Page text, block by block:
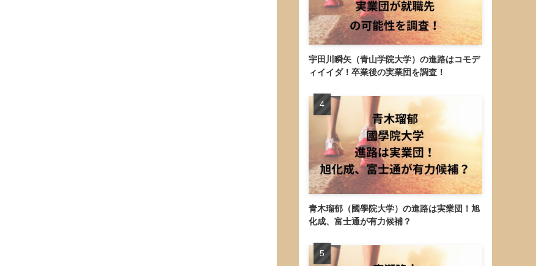
宇田川瞬矢（青山学院大学）の進路はコモデ
ィイイダ！卒業後の実業団を調査！
青木瑠郁（國學院大学）の進路は実業団！旭
化成、富士通が有力候補？